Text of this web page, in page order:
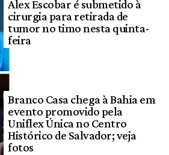
Alex Escobar é submetido à
cirurgia para retirada de
tumor no timo nesta quinta-
feira
Branco Casa chega à Bahia em
evento promovido pela
Uniflex Única no Centro
Histórico de Salvador; veja
fotos